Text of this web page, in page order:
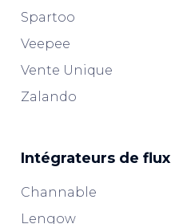
Spartoo
Veepee
Vente Unique
Zalando
Intégrateurs de flux
Channable
Lengow